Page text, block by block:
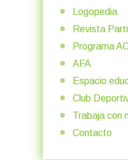
Logopedia
Revista
Programa
AFA
Espacio
Club
Trabaja con
Contacto